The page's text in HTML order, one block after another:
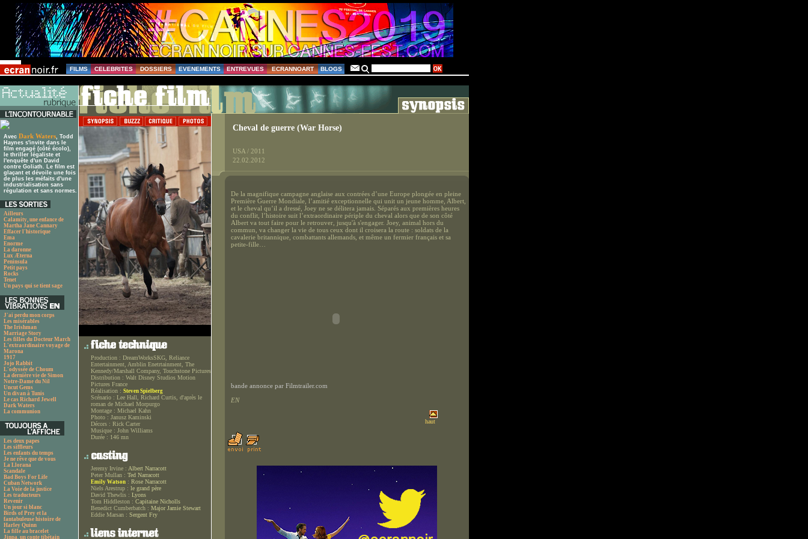
FILMS CELEBRITES DOSSIERS EVENEMENTS ENTREVUES ECRANNOART BLOGS
Avec Dark Waters, Todd
Haynes s'invite dans le
film engagé (côté écolo),
le thriller légaliste et
l'enquête d'un David
contre Goliath. Le film est
glaçant et dévoile une fois
de plus les méfaits d'une
industrialisation sans
régulation et sans normes.
Ailleurs
Calamity, une enfance de
Martha Jane Cannary
Effacer l'historique
Ema
Enorme
La daronne
Lux Æterna
Peninsula
Petit pays
Rocks
Tenet
Un pays qui se tient sage
J'ai perdu mon corps
Les misérables
The Irishman
Marriage Story
Les filles du Docteur March
L'extraordinaire voyage de
Marona
1917
Jojo Rabbit
L'odyssée de Choum
La dernière vie de Simon
Notre-Dame du Nil
Uncut Gems
Un divan à Tunis
Le cas Richard Jewell
Dark Waters
La communion
Les deux papes
Les siffleurs
Les enfants du temps
Je ne rêve que de vous
La Llorana
Scandale
Bad Boys For Life
Cuban Network
La Voie de la justice
Les traducteurs
Revenir
Un jour si blanc
Birds of Prey et la
fantabuleuse histoire de
Harley Quinn
La fille au bracelet
Jinpa, un conte tibétain
Production : DreamWorksSKG, Reliance
Entertainment, Amblin Enetrtainment, The
Kennedy/Marshall Company, Touchstone Pictures
Distribution : Walt Disney Studios Motion
Pictures France
Réalisation : Steven Spielberg
Scénario : Lee Hall, Richard Curtis, d'après le
roman de Michael Morpurgo
Montage : Michael Kahn
Photo : Janusz Kaminski
Décors : Rick Carter
Musique : John Williams
Durée : 146 mn
Jeremy Irvine : Albert Narracott
Peter Mullan : Ted Narracott
Emily Watson : Rose Narracott
Niels Arestrup : le grand père
David Thewlis : Lyons
Tom Hiddleston : Capitaine Nicholls
Benedict Cumberbatch : Major Jamie Stewart
Eddie Marsan : Sergent Fry
Cheval de guerre (War Horse)
USA / 2011
22.02.2012
De la magnifique campagne anglaise aux contrées d’une Europe plongée en pleine
Première Guerre Mondiale, l’amitié exceptionnelle qui unit un jeune homme, Albert,
et le cheval qu’il a dressé, Joey ne se délitera jamais. Séparés aux premières heures
du conflit, l’histoire suit l’extraordinaire périple du cheval alors que de son côté
Albert va tout faire pour le retrouver, jusqu'à s'engager. Joey, animal hors du
commun, va changer la vie de tous ceux dont il croisera la route : soldats de la
cavalerie britannique, combattants allemands, et même un fermier français et sa
petite-fille…
bande annonce par Filmtrailer.com
EN
haut